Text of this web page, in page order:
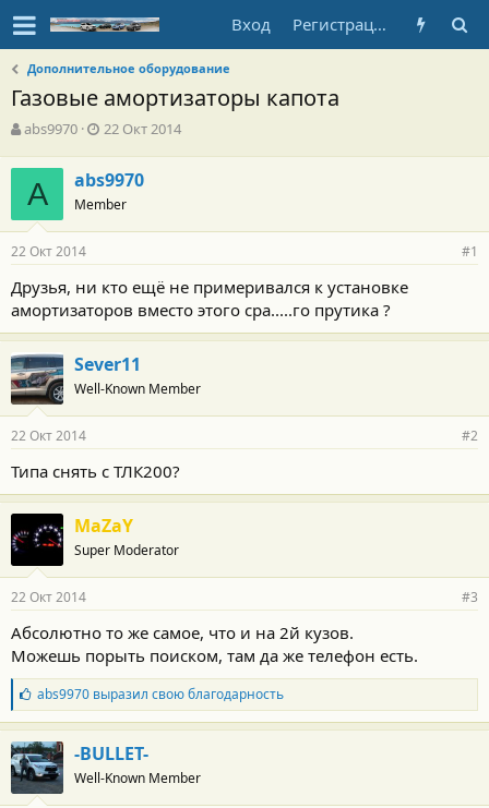
Вход Регистрация
Дополнительное оборудование
Газовые амортизаторы капота
А
т
р
т
е
м
ы
abs9970
Д
а
н
а
л
а
22 Окт 2014
A abs9970
Member
22 Окт 2014 #1
Друзья, ни кто ещё не примеривался к установке
амортизаторов вместо этого сра.....го прутика ?
Sever11
Well-Known Member
22 Окт 2014 #2
Типа снять с ТЛК200?
MaZaY
Super Moderator
22 Окт 2014 #3
Абсолютно то же самое, что и на 2й кузов.
Можешь порыть поиском, там да же телефон есть.
Б
л
а
г
о
д
а
abs9970выразил свою благодарность
-BULLET-
Well-Known Member